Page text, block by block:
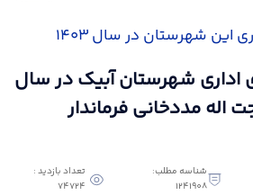
این شهرستان در سال ۱۴۰۳
اداری شهرستان آبیک در سال
اله مددخانی فرماندار
شناسه مطلب:
1241908
تعداد بازدید :
74724